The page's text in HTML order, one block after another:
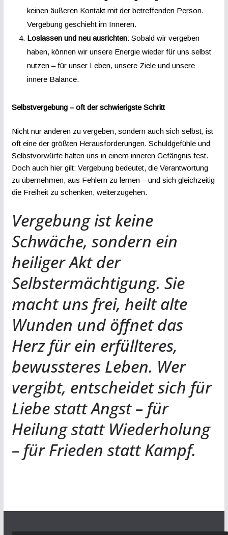
keinen äußeren Kontakt mit der betreffenden Person.
Vergebung geschieht im Inneren.
Loslassen und neu ausrichten: Sobald wir vergeben
haben, können wir unsere Energie wieder für uns selbst
nutzen – für unser Leben, unsere Ziele und unsere
innere Balance.
Selbstvergebung – oft der schwierigste Schritt
Nicht nur anderen zu vergeben, sondern auch sich selbst, ist
oft eine der größten Herausforderungen. Schuldgefühle und
Selbstvorwürfe halten uns in einem inneren Gefängnis fest.
Doch auch hier gilt: Vergebung bedeutet, die Verantwortung
zu übernehmen, aus Fehlern zu lernen – und sich gleichzeitig
die Freiheit zu schenken, weiterzugehen.
Vergebung ist keine
Schwäche, sondern ein
heiliger Akt der
Selbstermächtigung. Sie
macht uns frei, heilt alte
Wunden und öffnet das
Herz für ein erfüllteres,
bewussteres Leben. Wer
vergibt, entscheidet sich für
Liebe statt Angst – für
Heilung statt Wiederholung
– für Frieden statt Kampf.